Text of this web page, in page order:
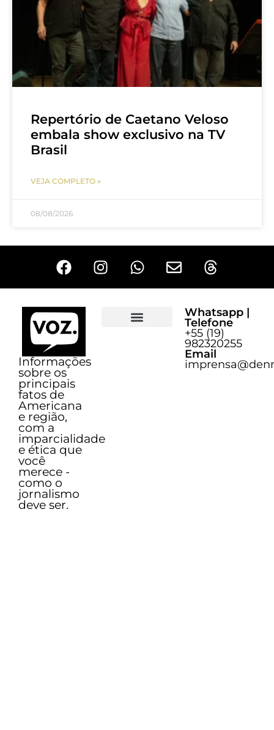
Repertório de Caetano Veloso
embala show exclusivo na TV
Brasil
VEJA COMPLETO »
08/08/2026
Informações
sobre os
principais
fatos de
Americana
e região,
com a
imparcialidade
e ética que
você
merece -
como o
jornalismo
deve ser.
Whatsapp |
Telefone
+55 (19)
982320255
Email